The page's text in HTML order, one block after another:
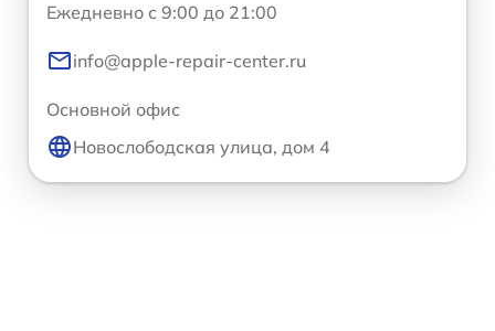
Ежедневно с 9:00 до 21:00
info@apple-repair-center.ru
Основной офис
Новослободская улица, дом 4